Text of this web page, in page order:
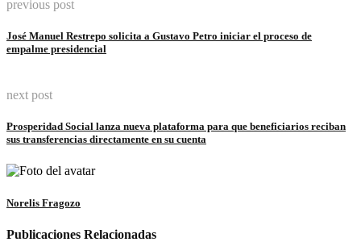
previous post
José Manuel Restrepo solicita a Gustavo Petro iniciar el proceso de
empalme presidencial
next post
Prosperidad Social lanza nueva plataforma para que beneficiarios reciban
sus transferencias directamente en su cuenta
Norelis Fragozo
Publicaciones Relacionadas